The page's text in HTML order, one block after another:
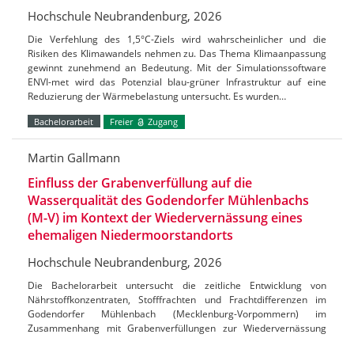
Hochschule Neubrandenburg, 2026
Die Verfehlung des 1,5°C-Ziels wird wahrscheinlicher und die
Risiken des Klimawandels nehmen zu. Das Thema Klimaanpassung
gewinnt zunehmend an Bedeutung. Mit der Simulationssoftware
ENVI-met wird das Potenzial blau-grüner Infrastruktur auf eine
Reduzierung der Wärmebelastung untersucht. Es wurden…
Bachelorarbeit Freier Zugang
Martin Gallmann
Einfluss der Grabenverfüllung auf die
Wasserqualität des Godendorfer Mühlenbachs
(M-V) im Kontext der Wiedervernässung eines
ehemaligen Niedermoorstandorts
Hochschule Neubrandenburg, 2026
Die Bachelorarbeit untersucht die zeitliche Entwicklung von
Nährstoffkonzentraten, Stofffrachten und Frachtdifferenzen im
Godendorfer Mühlenbach (Mecklenburg-Vorpommern) im
Zusammenhang mit Grabenverfüllungen zur Wiedervernässung